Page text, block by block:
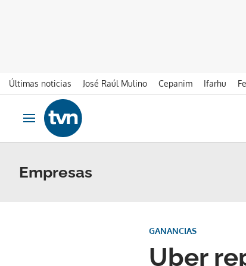
Últimas noticias José Raúl Mulino Cepanim Ifarhu
Ir al contenido
Obrir navegació
Empresas
Uber
GANANCIAS